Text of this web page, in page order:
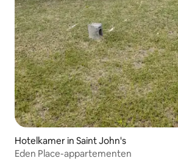
Hotelkamer in Saint John's
Eden Place-appartementen